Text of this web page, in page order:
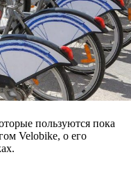
пользуются пока
Velobike, о его